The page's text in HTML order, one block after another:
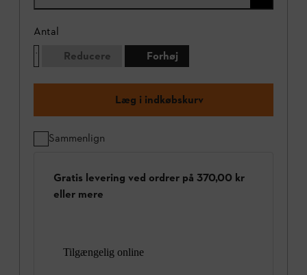
Antal
Reducere
Forhøj
Læg i indkøbskurv
Sammenlign
Gratis levering ved ordrer på 370,00 kr
eller mere
Tilgængelig online